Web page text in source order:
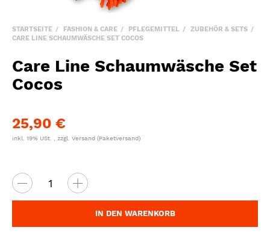
STARTSEITE FASHION & CARE PFLEGEMITTEL
ZUBEHÖR & SETS
CARE LINE SCHAUMWÄSCHE SET COCOS
Care Line Schaumwäsche Set
Cocos
25,90 €
inkl. 19% USt. , zzgl. Versand (Paketversand)
IN DEN WARENKORB